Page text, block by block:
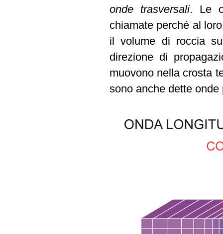
onde trasversali. Le
chiamate perché al
il volume di roccia
direzione di
muovono nella crosta
sono anche dette onde